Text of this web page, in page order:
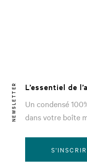
NEWSLETTER
L’essentiel de
Un condensé
dans votre boîte